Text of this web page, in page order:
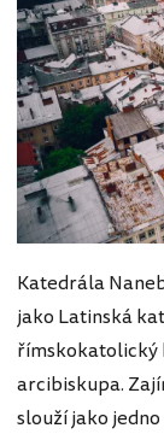
Katedrála
jako Latinská
římskokatolický
arcibiskupa.
slouží jako